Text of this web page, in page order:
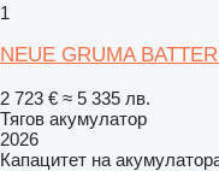
1
NEUE GRUMA
2 723 € ≈ 5 335 лв.
Тягов акумулатор
2026
Капацитет на